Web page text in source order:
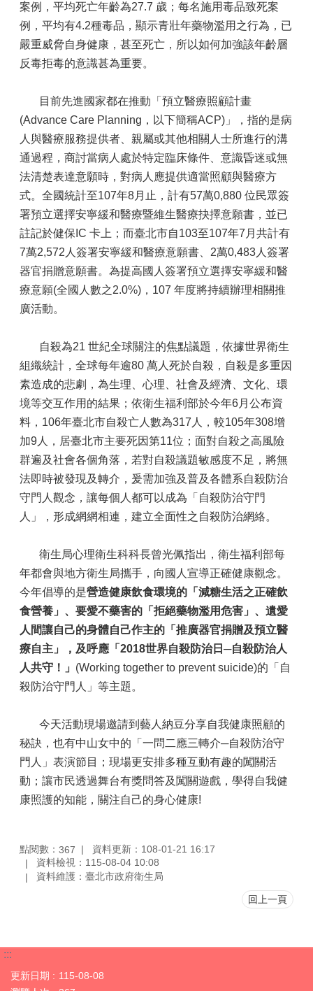
案例，平均死亡年齡為27.7 歲；每名施用毒品致死案
例，平均有4.2種毒品，顯示青壯年藥物濫用之行為，已
嚴重威脅自身健康，甚至死亡，所以如何加強該年齡層
反毒拒毒的意識甚為重要。
目前先進國家都在推動「預立醫療照顧計畫
(Advance Care Planning，以下簡稱ACP)」，指的是病
人與醫療服務提供者、親屬或其他相關人士所進行的溝
通過程，商討當病人處於特定臨床條件、意識昏迷或無
法清楚表達意願時，對病人應提供適當照顧與醫療方
式。全國統計至107年8月止，計有57萬0,880 位民眾簽
署預立選擇安寧緩和醫療暨維生醫療抉擇意願書，並已
註記於健保IC 卡上；而臺北市自103至107年7月共計有
7萬2,572人簽署安寧緩和醫療意願書、2萬0,483人簽署
器官捐贈意願書。為提高國人簽署預立選擇安寧緩和醫
療意願(全國人數之2.0%)，107 年度將持續辦理相關推
廣活動。
自殺為21 世紀全球關注的焦點議題，依據世界衛生
組織統計，全球每年逾80 萬人死於自殺，自殺是多重因
素造成的悲劇，為生理、心理、社會及經濟、文化、環
境等交互作用的結果；依衛生福利部於今年6月公布資
料，106年臺北市自殺亡人數為317人，較105年308增
加9人，居臺北市主要死因第11位；面對自殺之高風險
群遍及社會各個角落，若對自殺議題敏感度不足，將無
法即時被發現及轉介，爰需加強及普及各體系自殺防治
守門人觀念，讓每個人都可以成為「自殺防治守門
人」，形成網網相連，建立全面性之自殺防治網絡。
衛生局心理衛生科科長曾光佩指出，衛生福利部每
年都會與地方衛生局攜手，向國人宣導正確健康觀念。
今年倡導的是營造健康飲食環境的「減糖生活之正確飲
食營養」、要愛不藥害的「拒絕藥物濫用危害」、遺愛
人間讓自己的身體自己作主的「推廣器官捐贈及預立醫
療自主」，及呼應「2018世界自殺防治日─自殺防治人
人共守！」 (Working together to prevent suicide)的「自
殺防治守門人」等主題。
今天活動現場邀請到藝人納豆分享自我健康照顧的
秘訣，也有中山女中的「一問二應三轉介─自殺防治守
門人」表演節目；現場更安排多種互動有趣的闖關活
動；讓市民透過舞台有獎問答及闖關遊戲，學得自我健
康照護的知能，關注自己的身心健康!
點閱數： 367
資料更新：108-01-21 16:17
資料檢視：115-08-04 10:08
資料維護：臺北市政府衛生局
回上一頁
:::
更新日期
115-08-08